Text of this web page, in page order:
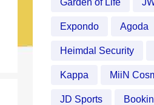
Garden of Life
Expondo Agoda
Heimdal Security
Kappa MiiN
JD Sports